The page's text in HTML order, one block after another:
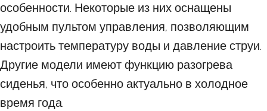
особенности. Некоторые из них оснащены
удобным пультом управления, позволяющим
настроить температуру воды и давление струи.
Другие модели имеют функцию разогрева
сиденья, что особенно актуально в холодное
время года.